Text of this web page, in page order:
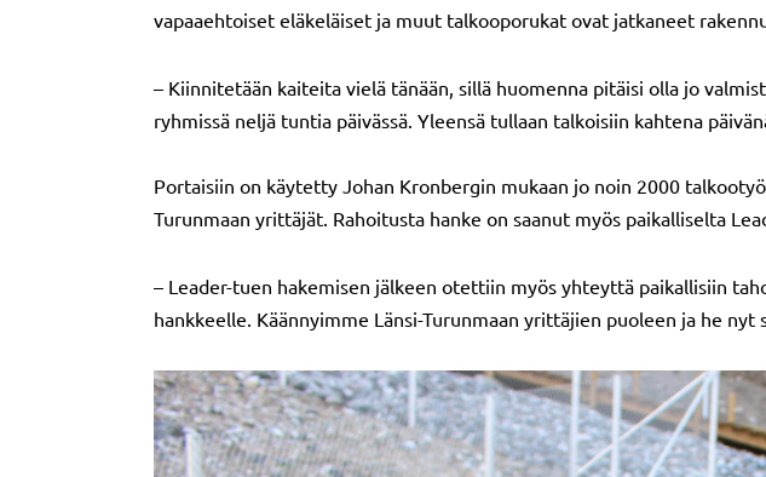
vapaaehtoiset eläkeläiset ja muut talkooporukat ovat jatkaneet
– Kiinnitetään kaiteita vielä tänään, sillä huomenna pitäisi olla jo
ryhmissä neljä tuntia päivässä. Yleensä tullaan talkoisiin kahtena
Portaisiin on käytetty Johan Kronbergin mukaan jo noin 2000
Turunmaan yrittäjät. Rahoitusta hanke on saanut myös paikalliselta
– Leader-tuen hakemisen jälkeen otettiin myös yhteyttä paikallisiin
hankkeelle. Käännyimme Länsi-Turunmaan yrittäjien puoleen ja he